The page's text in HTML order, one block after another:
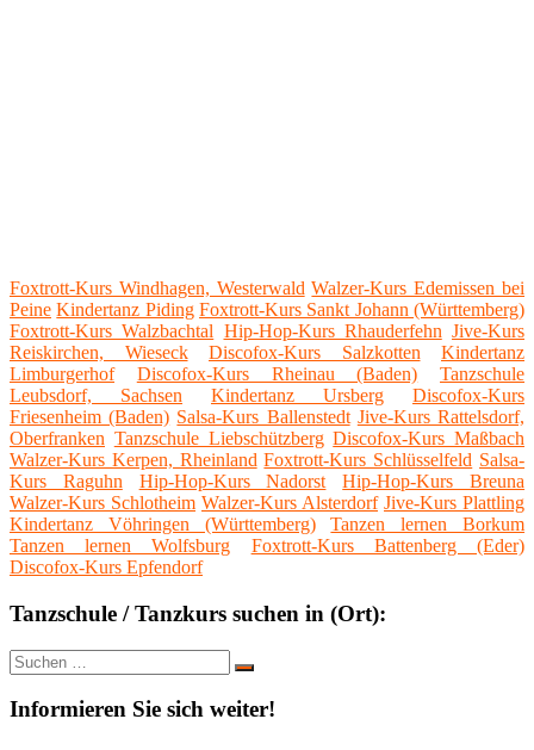
Foxtrott-Kurs Windhagen, Westerwald Walzer-Kurs Edemissen bei
Peine Kindertanz Piding Foxtrott-Kurs Sankt Johann (Württemberg)
Foxtrott-Kurs Walzbachtal Hip-Hop-Kurs Rhauderfehn Jive-Kurs
Reiskirchen, Wieseck
Discofox-Kurs Salzkotten
Kindertanz
Limburgerhof
Discofox-Kurs Rheinau (Baden)
Tanzschule
Leubsdorf, Sachsen
Kindertanz Ursberg
Discofox-Kurs
Friesenheim (Baden) Salsa-Kurs Ballenstedt Jive-Kurs Rattelsdorf,
Oberfranken Tanzschule Liebschützberg Discofox-Kurs Maßbach
Walzer-Kurs Kerpen, Rheinland Foxtrott-Kurs Schlüsselfeld Salsa-
Kurs Raguhn
Hip-Hop-Kurs Nadorst
Hip-Hop-Kurs Breuna
Walzer-Kurs Schlotheim Walzer-Kurs Alsterdorf Jive-Kurs Plattling
Kindertanz Vöhringen (Württemberg)
Tanzen lernen Borkum
Tanzen lernen Wolfsburg
Foxtrott-Kurs Battenberg (Eder)
Discofox-Kurs Epfendorf
Tanzschule / Tanzkurs suchen in (Ort):
Suche
nach:
Suchen
Informieren Sie sich weiter!